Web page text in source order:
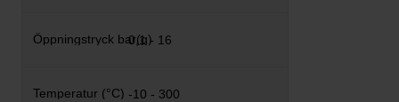
0,1 - 16
-10 - 300